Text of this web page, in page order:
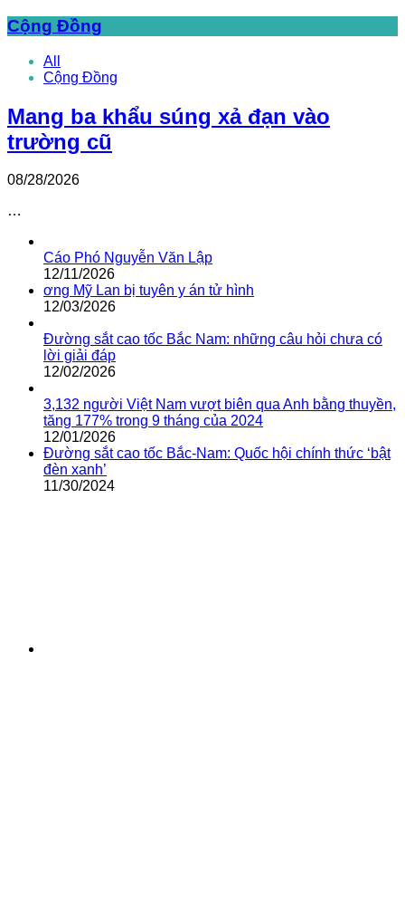
Cộng Đồng
All
Cộng Đồng
Mang ba khẩu súng xả đạn vào
trường cũ
08/28/2026
…
Cáo Phó Nguyễn Văn Lập
12/11/2026
ơng Mỹ Lan bị tuyên y án tử hình
12/03/2026
Đường sắt cao tốc Bắc Nam: những câu hỏi chưa có
lời giải đáp
12/02/2026
3,132 người Việt Nam vượt biên qua Anh bằng thuyền,
tăng 177% trong 9 tháng của 2024
12/01/2026
Đường sắt cao tốc Bắc-Nam: Quốc hội chính thức ‘bật
đèn xanh’
11/30/2024